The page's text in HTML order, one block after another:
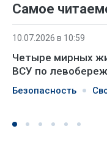
Самое
10.07.2026 в 10:59
Четыре мирных
ВСУ по
Безопасность